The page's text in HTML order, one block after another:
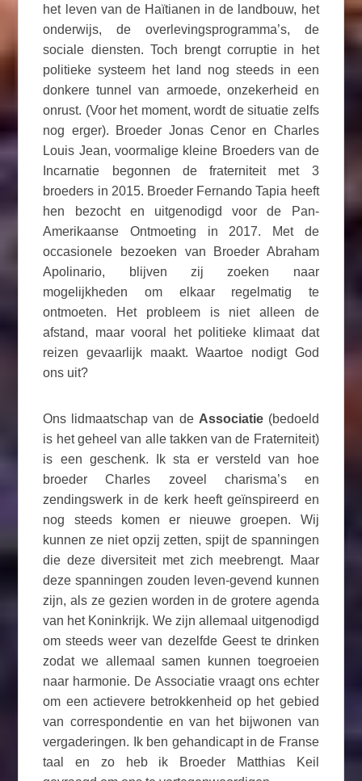
het leven van de Haïtianen in de landbouw, het
onderwijs, de overlevingsprogramma’s, de
sociale diensten. Toch brengt corruptie in het
politieke systeem het land nog steeds in een
donkere tunnel van armoede, onzekerheid en
onrust. (Voor het moment, wordt de situatie zelfs
nog erger). Broeder Jonas Cenor en Charles
Louis Jean, voormalige kleine Broeders van de
Incarnatie begonnen de fraterniteit met 3
broeders in 2015. Broeder Fernando Tapia heeft
hen bezocht en uitgenodigd voor de Pan-
Amerikaanse Ontmoeting in 2017. Met de
occasionele bezoeken van Broeder Abraham
Apolinario, blijven zij zoeken naar
mogelijkheden om elkaar regelmatig te
ontmoeten. Het probleem is niet alleen de
afstand, maar vooral het politieke klimaat dat
reizen gevaarlijk maakt. Waartoe nodigt God
ons uit?
Ons lidmaatschap van de Associatie(bedoeld
is het geheel van alle takken van de Fraterniteit)
is een geschenk. Ik sta er versteld van hoe
broeder Charles zoveel charisma’s en
zendingswerk in de kerk heeft geïnspireerd en
nog steeds komen er nieuwe groepen. Wij
kunnen ze niet opzij zetten, spijt de spanningen
die deze diversiteit met zich meebrengt. Maar
deze spanningen zouden leven-gevend kunnen
zijn, als ze gezien worden in de grotere agenda
van het Koninkrijk. We zijn allemaal uitgenodigd
om steeds weer van dezelfde Geest te drinken
zodat we allemaal samen kunnen toegroeien
naar harmonie. De Associatie vraagt ​​ons echter
om een actievere betrokkenheid op het gebied
van correspondentie en van het bijwonen van
vergaderingen. Ik ben gehandicapt in de Franse
taal en zo heb ik Broeder Matthias Keil